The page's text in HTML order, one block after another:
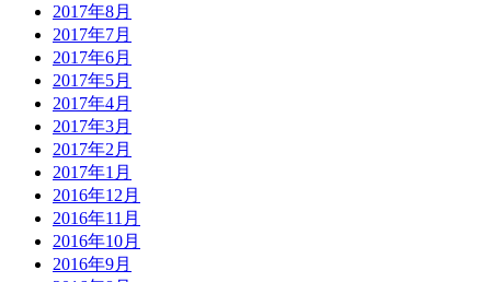
2017年8月
2017年7月
2017年6月
2017年5月
2017年4月
2017年3月
2017年2月
2017年1月
2016年12月
2016年11月
2016年10月
2016年9月